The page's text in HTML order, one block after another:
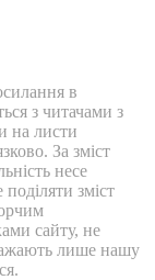
в
з читачами з
на листи
За зміст
несе
зміст
сайту, не
лише нашу